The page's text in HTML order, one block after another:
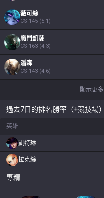
薇可絲
CS 145 (5.1)
魔鬥凱薩
CS 163 (4.3)
潘森
CS 143 (4.6)
顯示更多
過去7日的排名勝率（+競技場）
英雄
凱特琳
拉克絲
專精